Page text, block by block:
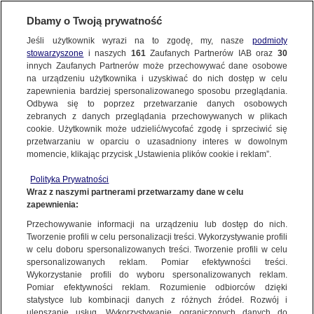
TRÓJMIASTO
Zjechał z jezdni, dachował i uderzył
w drzewo. 25-letnia pasażerka nie żyje,
kierowca w szpitalu
6.10.2022, 11:56
Udostępnij
Dbamy o Twoją prywatność
Jeśli użytkownik wyrazi na to zgodę, my, nasze podmioty
stowarzyszone i naszych 161Zaufanych Partnerów IAB oraz 30
innych Zaufanych Partnerów może przechowywać dane osobowe
na urządzeniu użytkownika i uzyskiwać do nich dostęp w celu
zapewnienia bardziej spersonalizowanego sposobu przeglądania.
Odbywa się to poprzez przetwarzanie danych osobowych
zebranych z danych przeglądania przechowywanych w plikach
cookie. Użytkownik może udzielić/wycofać zgodę i sprzeciwić się
przetwarzaniu w oparciu o uzasadniony interes w dowolnym
momencie, klikając przycisk „Ustawienia plików cookie i reklam”.
Polityka Prywatności
Wraz z naszymi partnerami przetwarzamy dane w celu
zapewnienia:
Przechowywanie informacji na urządzeniu lub dostęp do nich.
Tworzenie profili w celu personalizacji treści. Wykorzystywanie profili
w celu doboru spersonalizowanych treści. Tworzenie profili w celu
spersonalizowanych reklam. Pomiar efektywności treści.
Wykorzystanie profili do wyboru spersonalizowanych reklam.
Pomiar efektywności reklam. Rozumienie odbiorców dzięki
statystyce lub kombinacji danych z różnych źródeł. Rozwój i